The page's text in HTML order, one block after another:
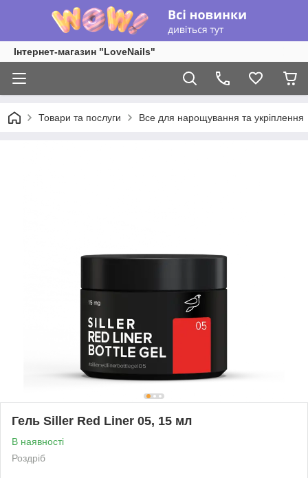
Інтернет-магазин "LoveNails"
Товари та послуги Все для нарощування та укріплення
Гель Siller Red Liner 05, 15 мл
В наявності
Роздріб